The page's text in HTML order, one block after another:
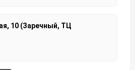
10 (Заречный, ТЦ